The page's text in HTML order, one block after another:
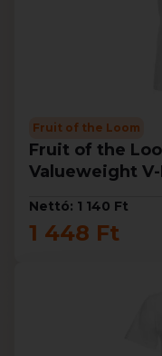
Fruit of the Loom
Fruit of the
Valueweight
Nettó: 1 140 Ft
1 448 Ft